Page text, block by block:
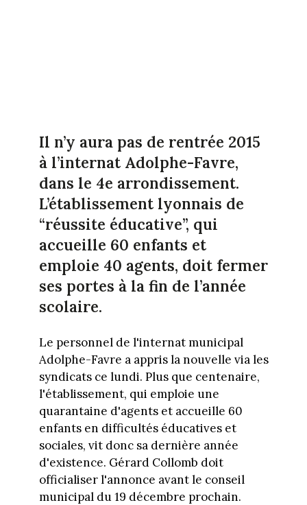
Il n’y aura pas de rentrée 2015
à l’internat Adolphe-Favre,
dans le 4e arrondissement.
L’établissement lyonnais de
“réussite éducative”, qui
accueille 60 enfants et
emploie 40 agents, doit fermer
ses portes à la fin de l’année
scolaire.
Le personnel de l'internat municipal
Adolphe-Favre a appris la nouvelle via les
syndicats ce lundi. Plus que centenaire,
l'établissement, qui emploie une
quarantaine d'agents et accueille 60
enfants en difficultés éducatives et
sociales, vit donc sa dernière année
d'existence. Gérard Collomb doit
officialiser l'annonce avant le conseil
municipal du 19 décembre prochain.